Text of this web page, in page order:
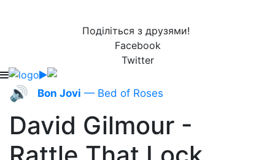
Поділіться з друзями!
Facebook
Twitter
🔊 Bon Jovi — Bed of Roses
David Gilmour -